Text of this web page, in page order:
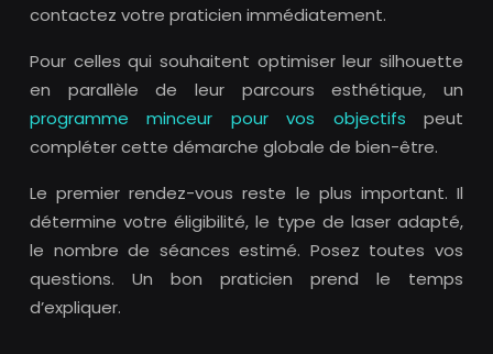
contactez votre praticien immédiatement.
Pour celles qui souhaitent optimiser leur silhouette
en parallèle de leur parcours esthétique, un
programme minceur pour vos objectifs peut
compléter cette démarche globale de bien-être.
Le premier rendez-vous reste le plus important. Il
détermine votre éligibilité, le type de laser adapté,
le nombre de séances estimé. Posez toutes vos
questions. Un bon praticien prend le temps
d’expliquer.